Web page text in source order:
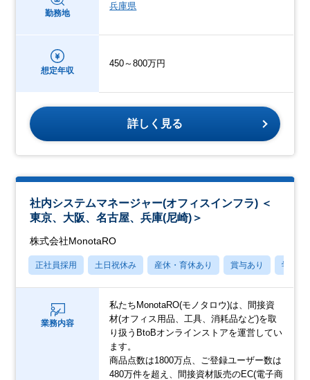
勤務地
兵庫県
想定年収
450～800万円
詳しく見る
社内システムマネージャー(オフィスインフラ) ＜
東京、大阪、名古屋、兵庫(尼崎)＞
株式会社MonotaRO
正社員採用 土日祝休み 産休・育休あり 賞与あり 学歴不
業務内容
私たちMonotaRO(モノタロウ)は、間接資
材(オフィス用品、工具、消耗品など)を取
り扱うBtoBオンラインストアを運営してい
ます。
商品点数は1800万点、ご登録ユーザー数は
480万件を超え、間接資材販売のEC(電子商